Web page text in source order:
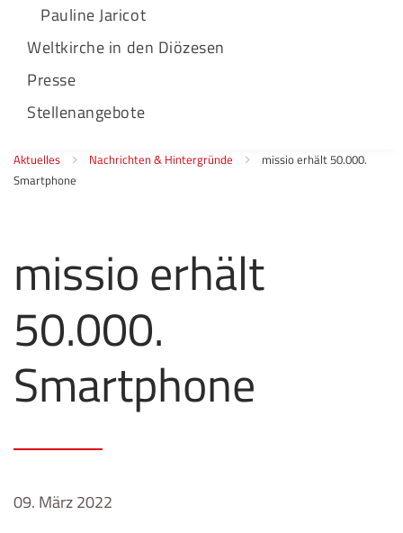
Pauline Jaricot
Weltkirche in den Diözesen
Presse
Stellenangebote
Aktuelles Nachrichten & Hintergründe
missio erhält 50.000.
Smartphone
missio erhält
50.000.
Smartphone
09. März 2022